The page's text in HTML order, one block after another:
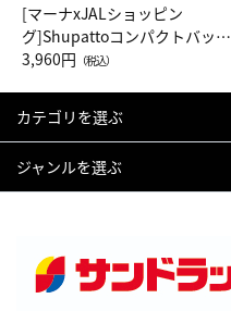
[マーナxJALショッピン
グ]Shupattoコンパクトバッグ
Drop JAL客室乗務員（LC）ス
3,960円 （税込）
カテゴリを選ぶ
ジャンルを選ぶ